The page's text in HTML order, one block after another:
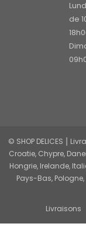
de
© SHOP DELICES ⎮
Croatie, Chypre,
Hongrie, Irelande,
Pays-Bas,
Livraisons